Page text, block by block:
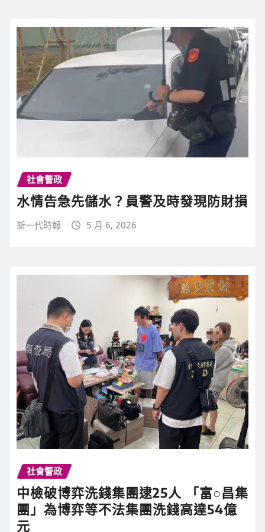
社會警政
水情告急先儲水？員警及時發現防財損
新一代時報 5 月 6, 2026
社會警政
中檢破博弈洗錢集團逮25人 「富○昌集
團」為博弈等不法集團洗錢高達54億
元